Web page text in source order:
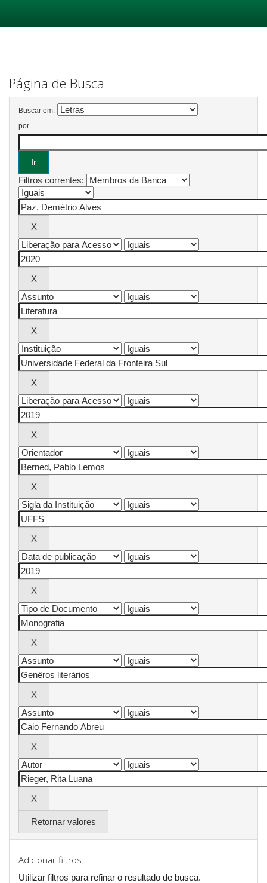
Página de Busca
Buscar em:
por
Filtros correntes:
Retornar valores
Adicionar filtros:
Utilizar filtros para refinar o resultado de busca.